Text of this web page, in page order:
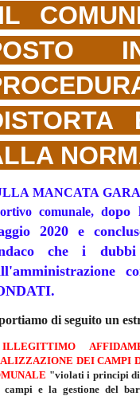
MANCATA
comunale, dopo
2020 e
che i
di seguito un
DEI CAMPI
"violati i principi di
campi e la gestione del